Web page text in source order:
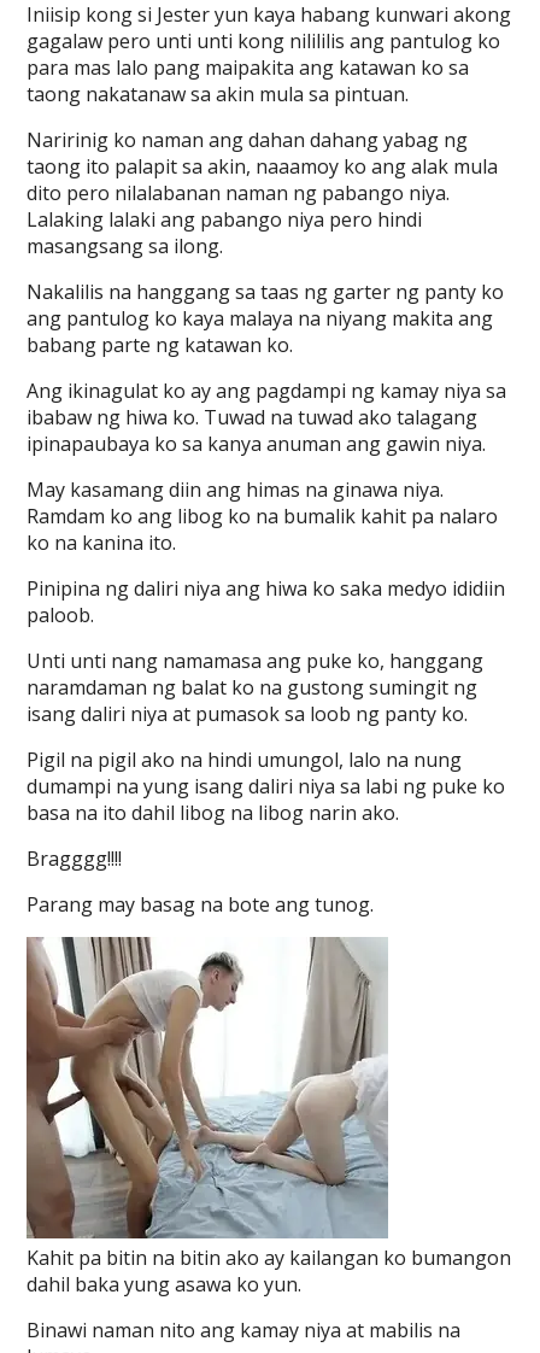
Iniisip kong si Jester yun kaya habang kunwari akong
gagalaw pero unti unti kong nilililis ang pantulog ko
para mas lalo pang maipakita ang katawan ko sa
taong nakatanaw sa akin mula sa pintuan.
Naririnig ko naman ang dahan dahang yabag ng
taong ito palapit sa akin, naaamoy ko ang alak mula
dito pero nilalabanan naman ng pabango niya.
Lalaking lalaki ang pabango niya pero hindi
masangsang sa ilong.
Nakalilis na hanggang sa taas ng garter ng panty ko
ang pantulog ko kaya malaya na niyang makita ang
babang parte ng katawan ko.
Ang ikinagulat ko ay ang pagdampi ng kamay niya sa
ibabaw ng hiwa ko. Tuwad na tuwad ako talagang
ipinapaubaya ko sa kanya anuman ang gawin niya.
May kasamang diin ang himas na ginawa niya.
Ramdam ko ang libog ko na bumalik kahit pa nalaro
ko na kanina ito.
Pinipina ng daliri niya ang hiwa ko saka medyo ididiin
paloob.
Unti unti nang namamasa ang puke ko, hanggang
naramdaman ng balat ko na gustong sumingit ng
isang daliri niya at pumasok sa loob ng panty ko.
Pigil na pigil ako na hindi umungol, lalo na nung
dumampi na yung isang daliri niya sa labi ng puke ko
basa na ito dahil libog na libog narin ako.
Bragggg!!!!
Parang may basag na bote ang tunog.
Kahit pa bitin na bitin ako ay kailangan ko bumangon
dahil baka yung asawa ko yun.
Binawi naman nito ang kamay niya at mabilis na